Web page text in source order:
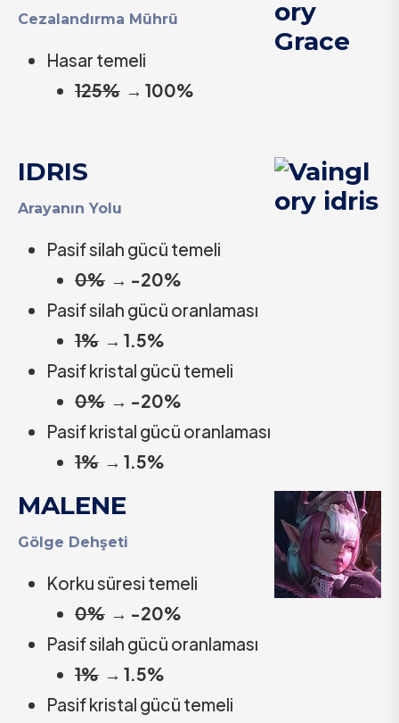
Cezalandırma Mührü
Hasar temeli
125% → 100%
IDRIS
Arayanın Yolu
Pasif silah gücü temeli
0% → -20%
Pasif silah gücü oranlaması
1% → 1.5%
Pasif kristal gücü temeli
0% → -20%
Pasif kristal gücü oranlaması
1% → 1.5%
MALENE
Gölge Dehşeti
Korku süresi temeli
0% → -20%
Pasif silah gücü oranlaması
1% → 1.5%
Pasif kristal gücü temeli